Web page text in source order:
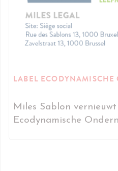
LABEL
Miles Sablon
Ecodynamische